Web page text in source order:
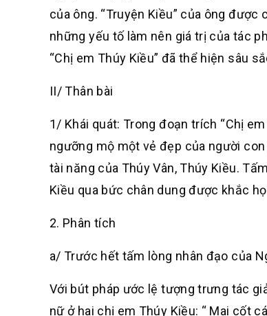
của ông. “Truyện Kiều” của ông
những yếu tố làm nên giá trị của tác
“Chị em Thúy Kiều” đã thể hiện sâu
II/ Thân bài
1/ Khái quát: Trong đoạn trích “Chị
ngưỡng mộ một vẻ đẹp của người
tài năng của Thúy Vân, Thúy Kiều.
Kiều qua bức chân dung được khắc
2. Phân tích
a/ Trước hết tấm lòng nhân đạo của
Với bút pháp ước lệ tượng trưng tác
nữ ở hai chị em Thúy Kiều: “ Mai cốt